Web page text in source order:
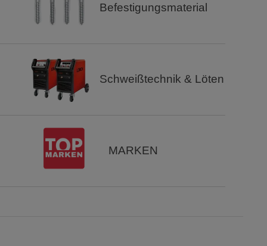
Befestigungsmaterial
Schweißtechnik & Löten
MARKEN